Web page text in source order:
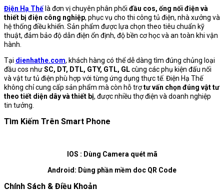
Điện Hạ Thế là đơn vị chuyên phân phối đầu cos, ống nối điện và
thiết bị điện công nghiệp, phục vụ cho thi công tủ điện, nhà xưởng và
hệ thống điều khiển. Sản phẩm được lựa chọn theo tiêu chuẩn kỹ
thuật, đảm bảo độ dẫn điện ổn định, độ bền cơ học và an toàn khi vận
hành.
Tại dienhathe.com, khách hàng có thể dễ dàng tìm đúng chủng loại
đầu cos nhưSC, DT, DTL, GTY, GTL, GLcùng các phụ kiện đấu nối
và vật tư tủ điện phù hợp với từng ứng dụng thực tế. Điện Hạ Thế
không chỉ cung cấp sản phẩm mà còn hỗ trợtư vấn chọn đúng vật tư
theo tiết diện dây và thiết bị, được nhiều thợ điện và doanh nghiệp
tin tưởng.
Tìm Kiếm Trên Smart Phone
IOS : Dùng Camera quét mã
Android: Dùng phần mềm doc QR Code
Chính Sách & Điều Khoản